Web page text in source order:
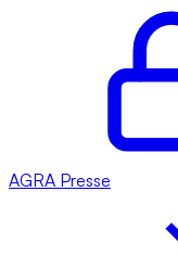
AGRA Presse